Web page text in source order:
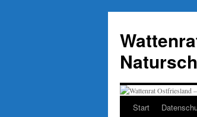
springen
Start